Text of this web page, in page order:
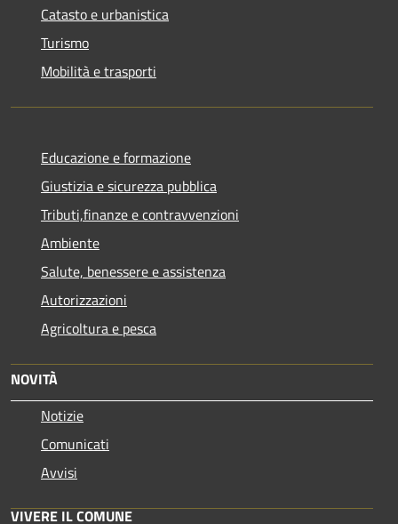
Catasto e urbanistica
Turismo
Mobilità e trasporti
Educazione e formazione
Giustizia e sicurezza pubblica
Tributi,finanze e contravvenzioni
Ambiente
Salute, benessere e assistenza
Autorizzazioni
Agricoltura e pesca
NOVITÀ
Notizie
Comunicati
Avvisi
VIVERE IL COMUNE